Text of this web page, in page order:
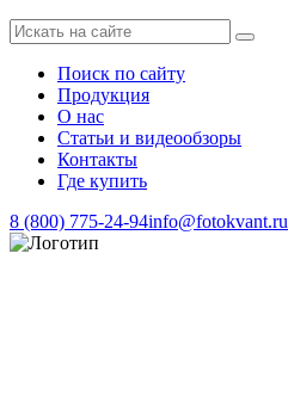
Поиск по сайту
Продукция
О нас
Статьи и видеообзоры
Контакты
Где купить
8 (800) 775-24-94info@fotokvant.ru